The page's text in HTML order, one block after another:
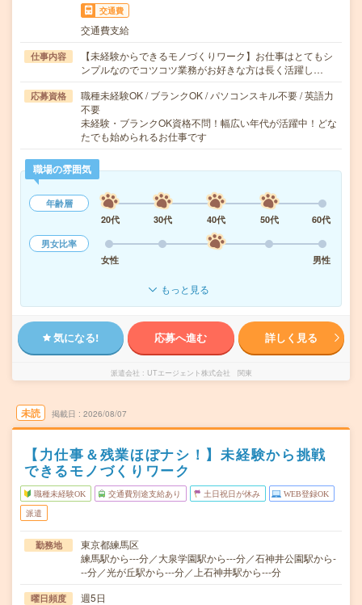
交通費
交通費支給
仕事内容
【未経験からできるモノづくりワーク】お仕事はとてもシ
ンプルなのでコツコツ業務がお好きな方は長く活躍し…
応募資格
職種未経験OK / ブランクOK / パソコンスキル不要 / 英語力
不要
未経験・ブランクOK資格不問！幅広い年代が活躍中！どな
たでも始められるお仕事です
職場の雰囲気
年齢層
20代
30代 40代 50代
60代
男女比率
女性
男性
もっと見る
気になる! 応募へ進む 詳しく見る
派遣会社 UTエージェント株式会社 関東
未読 掲載日 2026/08/07
【力仕事＆残業ほぼナシ！】未経験から挑戦
できるモノづくりワーク
職種未経験OK 交通費別途支給あり 土日祝日が休み WEB登録OK
派遣
勤務地
東京都練馬区
練馬駅から---分／大泉学園駅から---分／石神井公園駅から-
--分／光が丘駅から---分／上石神井駅から---分
曜日頻度 週5日